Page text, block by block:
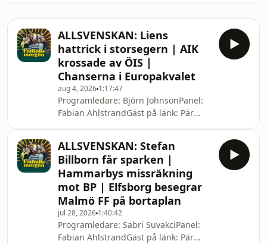
ALLSVENSKAN: Liens
hattrick i storsegern | AIK
krossade av ÖIS |
Chanserna i Europakvalet
aug 4, 2026 1:17:47
Programledare: Björn JohnsonPanel:
Fabian AhlstrandGäst på länk: Pär
medier:Fotbollsmorgon Twitter: /
fotbollsmorgonDobbTV Twitter: /
dobbtvInstagram: /
fotbollsmorgonTikTok: /
fotbollsmorgonKontakta redaktionen:
carl@dobb.se &amp; oliver@dobb.se
Hosted on Acast. See
acast.com/privacy for more
ALLSVENSKAN: Stefan
Billborn får sparken |
Hammarbys missräkning
mot BP | Elfsborg besegrar
Malmö FF på bortaplan
jul 28, 2026 1:40:42
Programledare: Sabri SuvakciPanel:
Fabian AhlstrandGäst på länk: Pär